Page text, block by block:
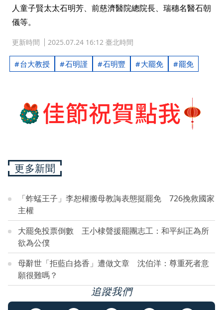
人童子賢太太石明芳、前慈濟醫院總院長、瑞穗名醫石朝
儀等。
更新時間 2025.07.24 16:12 臺北時間
台大教授 石明謹 石明豐 大罷免 罷免
更多新聞
「蚱蜢王子」李恕權搬母教誨表態挺罷免 726挽救國家
主權
大罷免投票倒數 王小棣聲援罷團志工：和平糾正為所
欲為公僕
母辭世「拒藍白捻香」遭做文章 沈伯洋：尊重死者意
願很難嗎？
追蹤我們